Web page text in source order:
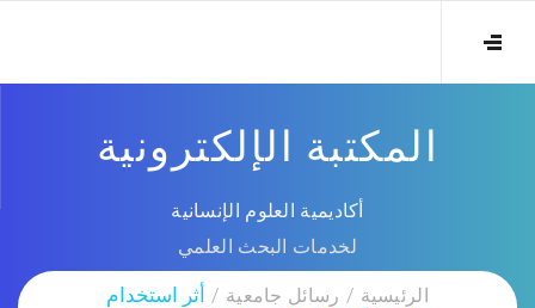
المكتبة الإلكترونية
أكاديمية العلوم الإنسانية
لخدمات البحث العلمي
الرئيسية رسائل جامعية
أثر استخدام